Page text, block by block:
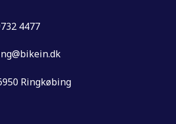
4477
Ringkøbing